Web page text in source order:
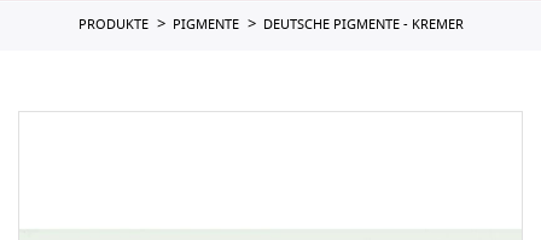
PRODUKTE PIGMENTE DEUTSCHE PIGMENTE - KREMER